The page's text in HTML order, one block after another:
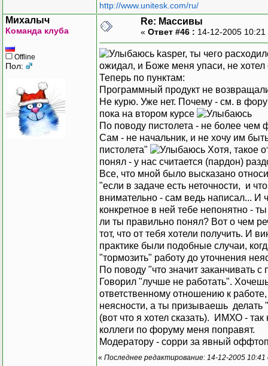
http://www.unitesk.com/ru/
Михалыч
Команда клуба
Offline
Пол:
Re: Массивы
« Ответ #46 : 14-12-2005
kasper, ты чего
ожидал, и Боже меня упаси, не хотел
Теперь по пунктам:
Программный продукт не
Не курю. Уже нет. Почему - см. в
пока на втором курсе
По поводу пистолета - не более чем
Сам - не начальник, и не хочу им
пистолета"
Хотя, такое
понял - у нас считается (пардон)
Все, что мной было высказано
"если в задаче есть неточности, и
внимательно - сам ведь написал... И
конкретное в ней тебе непонятно -
ли ты правильно понял? Вот о чем
тот, что от тебя хотели получить. И
практике были подобные случаи,
"тормозить" работу до уточнения
По поводу "что значит заканчивать
Говорил "лучше не работать".
ответственному отношению к
неясности, а ты призываешь делать
(вот что я хотел сказать). ИМХО -
коллеги по форуму меня поправят.
Модератору - сорри за явный
« Последнее редактирование: 14-12-2005